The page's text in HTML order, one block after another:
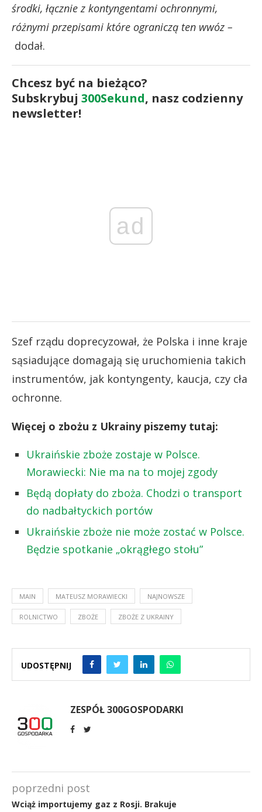
środki, łącznie z kontyngentami ochronnymi,
różnymi przepisami które ograniczą ten wwóz –
dodał.
Chcesz być na bieżąco?
Subskrybuj 300Sekund, nasz codzienny
newsletter!
ad
Szef rządu doprecyzował, że Polska i inne kraje
sąsiadujące domagają się uruchomienia takich
instrumentów, jak kontyngenty, kaucja, czy cła
ochronne.
Więcej o zbożu z Ukrainy piszemy tutaj:
Ukraińskie zboże zostaje w Polsce.
Morawiecki: Nie ma na to mojej zgody
Będą dopłaty do zboża. Chodzi o transport
do nadbałtyckich portów
Ukraińskie zboże nie może zostać w Polsce.
Będzie spotkanie „okrągłego stołu”
MAIN MATEUSZ MORAWIECKI NAJNOWSZE
ROLNICTWO ZBOŻE ZBOŻE Z UKRAINY
UDOSTĘPNIJ
ZESPÓŁ 300GOSPODARKI
poprzedni post
Wciąż importujemy gaz z Rosji. Brakuje